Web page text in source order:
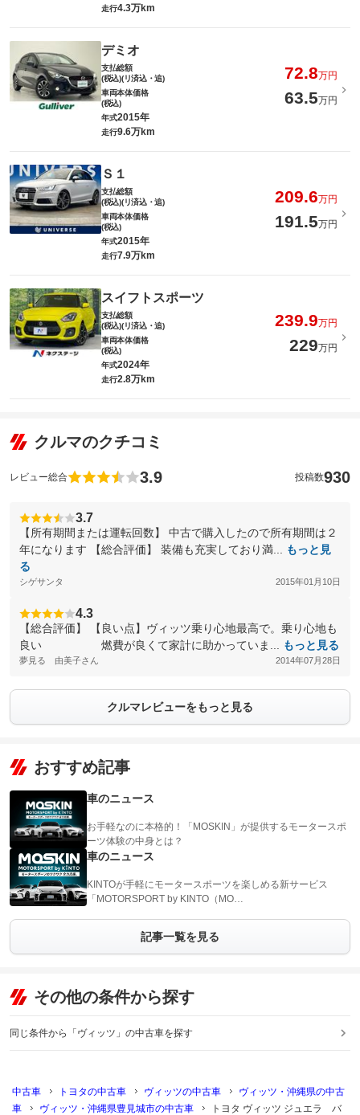
走行4.3万km
デミオ
支払総額
(税込)(リ済込・追)
72.8万円
車両本体価格
(税込)
63.5万円
年式2015年
走行9.6万km
Ｓ１
支払総額
(税込)(リ済込・追)
209.6万円
車両本体価格
(税込)
191.5万円
年式2015年
走行7.9万km
スイフトスポーツ
支払総額
(税込)(リ済込・追)
239.9万円
車両本体価格
(税込)
229万円
年式2024年
走行2.8万km
クルマのクチコミ
レビュー総合 3.9 投稿数930
3.7
【所有期間または運転回数】 中古で購入したので所有期間は２
年になります 【総合評価】 装備も充実しており満...
もっと見
る
シゲサンタ 2015年01月10日
4.3
【総合評価】 【良い点】ヴィッツ乗り心地最高で。乗り心地も
良い 燃費が良くて家計に助かっていま...
もっと見る
夢見る 由美子さん 2014年07月28日
クルマレビューをもっと見る
おすすめ記事
車のニュース
お手軽なのに本格的！「MOSKIN」が提供するモータースポ
ーツ体験の中身とは？
車のニュース
KINTOが手軽にモータースポーツを楽しめる新サービス
「MOTORSPORT by KINTO（MO…
記事一覧を見る
その他の条件から探す
同じ条件から「ヴィッツ」の中古車を探す
中古車 トヨタの中古車 ヴィッツの中古車
ヴィッツ・沖縄県の中古
車
ヴィッツ・沖縄県豊見城市の中古車 トヨタ ヴィッツ ジュエラ バ